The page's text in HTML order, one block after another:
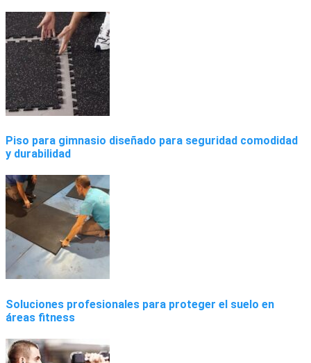
Piso para gimnasio diseñado para seguridad comodidad
y durabilidad
Soluciones profesionales para proteger el suelo en
áreas fitness